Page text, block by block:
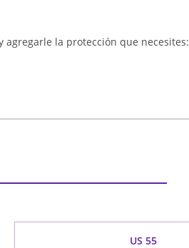
la protección que necesites:
US 55